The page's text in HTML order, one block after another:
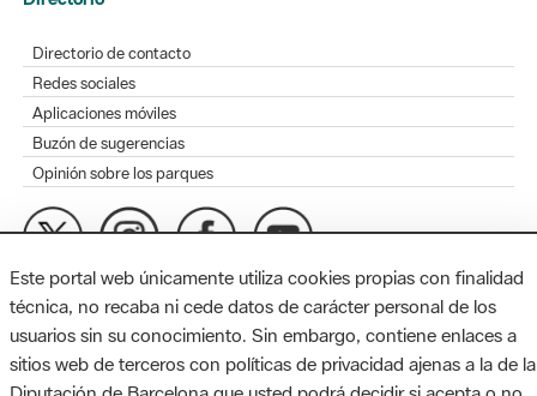
Directorio de contacto
Redes sociales
Aplicaciones móviles
Buzón de sugerencias
Opinión sobre los parques
MAPA WEB AVISO LEGAL ACCESIBILIDAD
Diputación de Barcelona. Edifici Llacuna, 1a planta. Badajoz, 49.
08005 Barcelona. Tel. 934 022 428 / xarxaparcs@diba.cat
Este portal web únicamente utiliza cookies propias con finalidad
técnica, no recaba ni cede datos de carácter personal de los
usuarios sin su conocimiento. Sin embargo, contiene enlaces a
sitios web de terceros con políticas de privacidad ajenas a la de la